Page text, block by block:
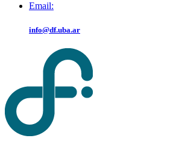
Email:
info@df.uba.ar